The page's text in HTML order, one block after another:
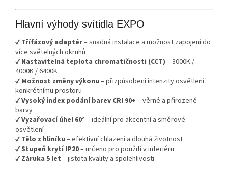
Hlavní výhody svítidla EXPO
✔ Třífázový adaptér– snadná instalace a možnost zapojení do
více světelných okruhů
✔ Nastavitelná teplota chromatičnosti (CCT) – 3000K /
4000K / 6400K
✔ Možnost změny výkonu – přizpůsobení intenzity osvětlení
konkrétnímu prostoru
✔Vysoký index podání barev CRI 90+ – věrné a přirozené
barvy
✔Vyzařovací úhel 60° – ideální pro akcentní a směrové
osvětlení
✔ Tělo z hliníku – efektivní chlazení a dlouhá životnost
✔Stupeň krytí IP20– určeno pro použití v interiéru
✔ Záruka 5 let – jistota kvality a spolehlivosti